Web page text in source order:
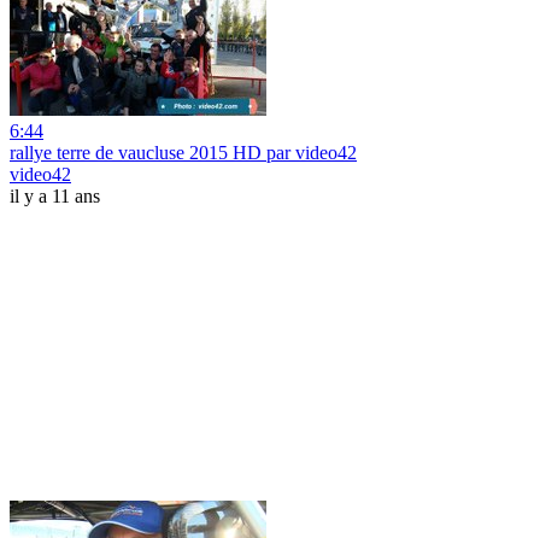
6:44
rallye terre de vaucluse 2015 HD par video42
video42
il y a 11 ans